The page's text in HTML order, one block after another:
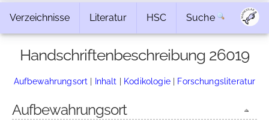
Verzeichnisse Literatur HSC Suche
Handschriftenbeschreibung 26019
Aufbewahrungsort | Inhalt | Kodikologie| Forschungsliteratur
Aufbewahrungsort